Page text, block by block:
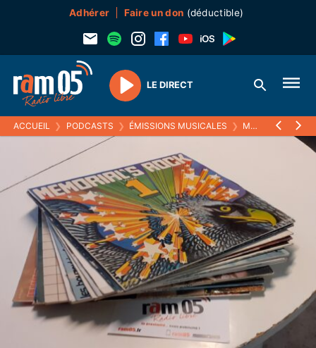
Adhérer Faire un don (déductible)
Play
LE DIRECT
ACCUEIL ❯ PODCASTS ❯ ÉMISSIONS MUSICALES ❯ MELTIN' PAT ❯